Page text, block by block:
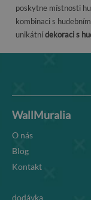
poskytne místnosti
kombinaci s
unikátnídekoraci s
WallMuralia
O nás
Blog
Kontakt
dodávka